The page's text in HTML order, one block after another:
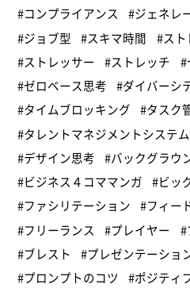
#コンプライアンス
#ジェネレ
#ジョブ型
#スキマ時間
#ス
#ストレッサー
#ストレッチ
#
#ゼロベース思考
#ダイバーシ
#タイムブロッキング
#タスク
#タレントマネジメントシステム
#デザイン思考
#バックグラウ
#ビジネス４コママンガ
#ビッ
#ファシリテーション
#フィー
#フリーランス
#プレイヤー
#
#ブレスト
#プレゼンテーショ
#プロンプトのコツ
#ポジティ